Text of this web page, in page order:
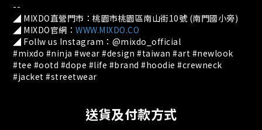
--
◢ MIXDO直營門市：桃園市桃園區南山街10號 (南門國小旁)
◢ MIXDO官網： WWW.MIXDO.CO
◢ Follw us Instagram：@mixdo_official
#mixdo #ninja #wear #design #taiwan #art #newlook
#tee #ootd #dope #life #brand #hoodie #crewneck
#jacket #streetwear
送貨及付款方式